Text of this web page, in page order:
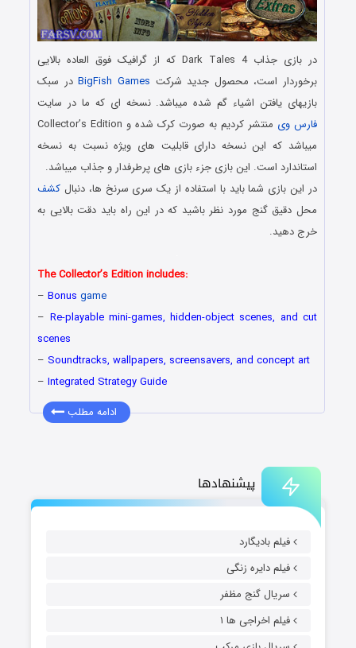
پیشنهادها
فیلم بادیگارد
فیلم دایره زنگی
سریال گنج مظفر
فیلم اخراجی ها ۱
در بازی جذاب Dark Tales 4 که از گرافیک فوق العاده بالایی
برخوردار است، محصول جدید شرکت BigFish Gamesدر سبک
بازیهای یافتن اشیاء گم شده میباشد. نسخه ای که ما در سایت
فارس وی
منتشر کردیم به صورت کرک شده و Collector’s Edition
میباشد که این نسخه دارای قابلیت های ویژه نسبت به نسخه
استاندارد است. این بازی جزء بازی های پرطرفدار و جذاب میباشد.
در این بازی شما باید با استفاده از یک سری سرنخ ها، دنبال کشف
محل دقیق گنج مورد نظر باشید که در این راه باید دقت بالایی به
خرج دهید.
The Collector’s Edition includes:
–Bonusgame
– Re-playable mini-games, hidden-object scenes, and cut
scenes
–Soundtracks, wallpapers, screensavers, and concept art
–Integrated Strategy Guide
ادامه مطلب